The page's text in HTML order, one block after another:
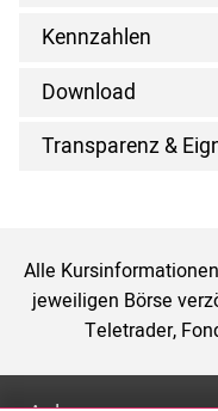
Kennzahlen
Download
Transparenz &
Alle
jeweiligen Börse
Teletrader,